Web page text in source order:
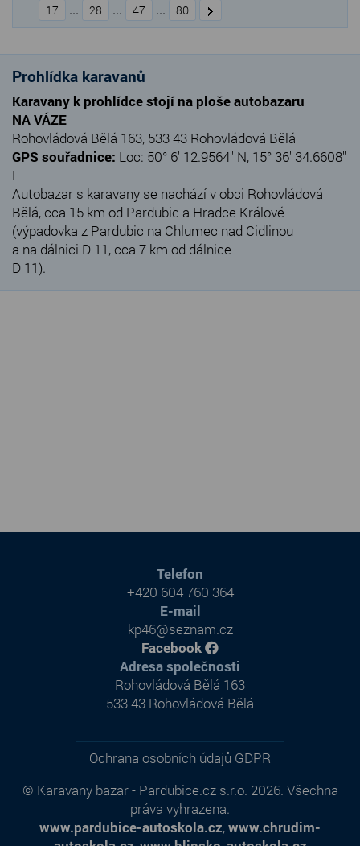
17 ... 28 ... 47 ... 80
Prohlídka karavanů
Karavany k prohlídce stojí na ploše autobazaru
NA VÁZE
Rohovládová Bělá 163, 533 43 Rohovládová Bělá
GPS souřadnice: Loc: 50° 6' 12.9564" N, 15° 36' 34.6608"
E
Autobazar s karavany se nachází v obci Rohovládová
Bělá, cca 15 km od Pardubic a Hradce Králové
(výpadovka z Pardubic na Chlumec nad Cidlinou
a na dálnici D 11, cca 7 km od dálnice
D 11).
Ochrana osobních údajů GDPR
© Karavany bazar - Pardubice.cz s.r.o. 2026. Všechna
práva vyhrazena.
www.pardubice-autoskola.cz,www.chrudim-
Adresa společnosti
Rohovládová Bělá 163
533 43 Rohovládová Bělá
Telefon
+420 604 760 364
E-mail
kp46@seznam.cz
Facebook